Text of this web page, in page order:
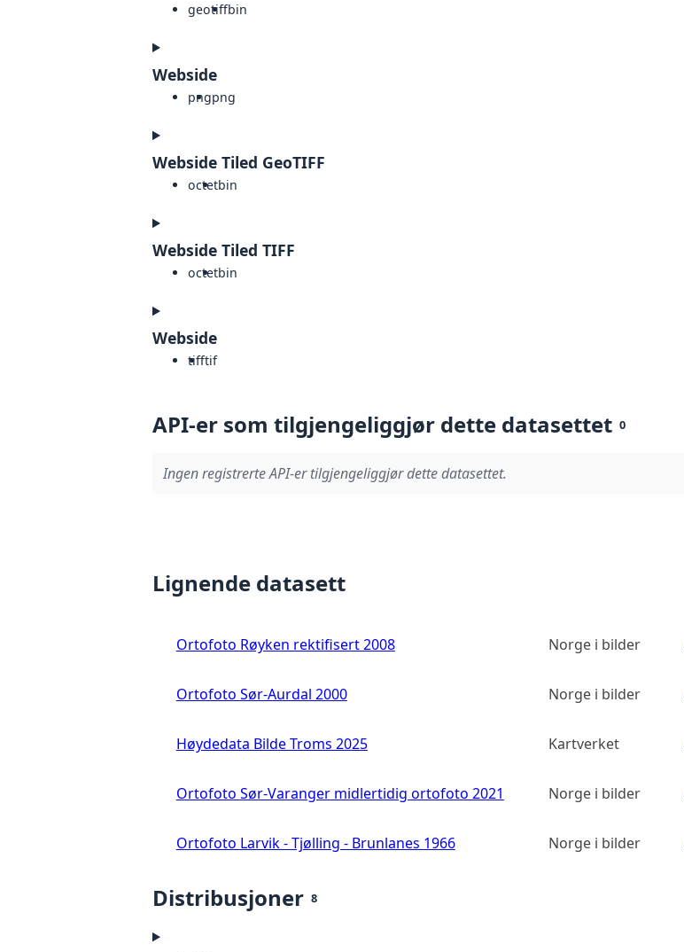
geotiffbin
Webside
pngpng
Webside Tiled GeoTIFF
octetbin
Webside Tiled TIFF
octetbin
Webside
tifftif
API-er som tilgjengeliggjør dette datasettet 0
Ingen registrerte API-er tilgjengeliggjør dette datasettet.
Lignende datasett
Ortofoto Røyken rektifisert 2008 Norge i bilder
Ortofoto Sør-Aurdal 2000 Norge i bilder
Høydedata Bilde Troms 2025 Kartverket
Ortofoto Sør-Varanger midlertidig ortofoto 2021 Norge i bilder
Ortofoto Larvik - Tjølling - Brunlanes 1966 Norge i bilder
Distribusjoner 8